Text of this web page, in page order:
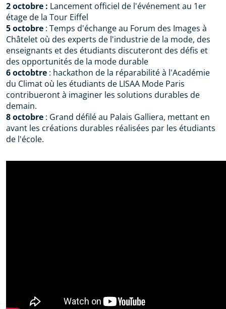
2 octobre : Lancement officiel de l'événement au 1er
étage de la Tour Eiffel
5 octobre : Temps d'échange au Forum des Images à
Châtelet où des experts de l'industrie de la mode, des
enseignants et des étudiants discuteront des défis et
des opportunités de la mode durable
6 octobtre : hackathon de la réparabilité à l'Académie
du Climat où les étudiants de LISAA Mode Paris
contribueront à imaginer les solutions durables de
demain.
8 octobre : Grand défilé au Palais Galliera, mettant en
avant les créations durables réalisées par les étudiants
de l'école.